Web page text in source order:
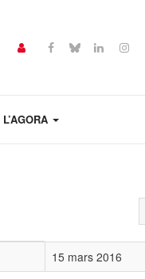
L’AGORA
15 mars 2016